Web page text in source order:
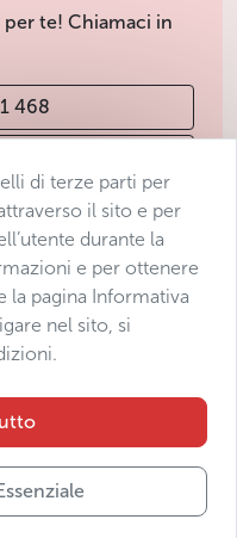
te! Chiamaci in
468
di terze parti per
il sito e per
durante la
e per ottenere
la pagina Informativa
nel sito, si